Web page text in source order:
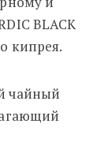
BLACK
кипрея.
чайный